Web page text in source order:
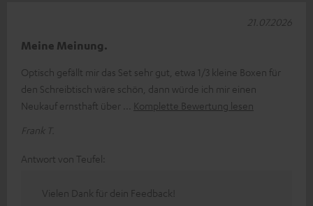
Meine Meinung.
Optisch gefällt mir das Set sehr gut, etwa 1/3 kleine Boxen für
den Schreibtisch wäre schön, dann würde ich mir einen
Neukauf ernsthaft über
Komplette Bewertung lesen
Frank T.
21.07.2026
Antwort von Teufel:
Vielen Dank für dein Feedback!